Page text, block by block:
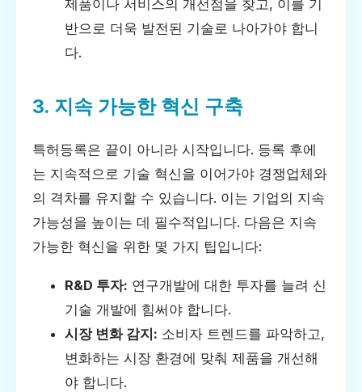
제품이나 서비스의 개선점을 찾고, 이를 기
반으로 더욱 발전된 기술로 나아가야 합니
다.
3. 지속 가능한 혁신 구축
특허등록은 끝이 아니라 시작입니다. 등록 후에
는 지속적으로 기술 혁신을 이어가야 경쟁업체와
의 격차를 유지할 수 있습니다. 이는 기업의 지속
가능성을 높이는 데 필수적입니다. 다음은 지속
가능한 혁신을 위한 몇 가지 팁입니다:
R&D 투자: 연구개발에 대한 투자를 늘려 신
기술 개발에 힘써야 합니다.
시장 변화 감지: 소비자 트렌드를 파악하고,
변화하는 시장 환경에 맞춰 제품을 개선해
야 합니다.